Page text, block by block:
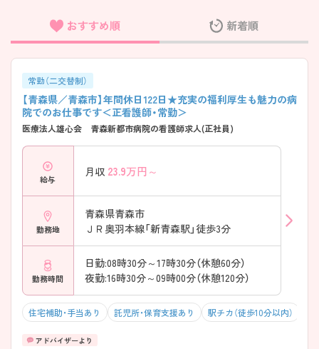
フリーワード検索
おすすめ順 新着順
常勤（二交替制）
【青森県／青森市】年間休日122日★充実の福利厚生も魅力の病
院でのお仕事です＜正看護師・常勤＞
医療法人雄心会 青森新都市病院の看護師求人(正社員)
給与
月収 23.9万円～
勤務地
青森県青森市
ＪＲ奥羽本線「新青森駅」徒歩3分
勤務時間
日勤:08時30分～17時30分（休憩60分）
夜勤:16時30分～09時00分（休憩120分）
住宅補助・手当あり 託児所・保育支援あり 駅チカ（徒歩10分以内）